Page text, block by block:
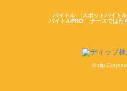
バイトル スポットバイトル
バイトルPRO
ナースではた
© dip